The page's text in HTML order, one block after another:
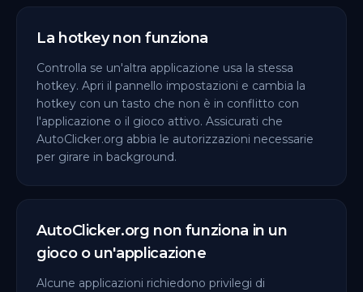
La hotkey non funziona
Controlla se un'altra applicazione usa la stessa
hotkey. Apri il pannello impostazioni e cambia la
hotkey con un tasto che non è in conflitto con
l'applicazione o il gioco attivo. Assicurati che
AutoClicker.org abbia le autorizzazioni necessarie
per girare in background.
AutoClicker.org non funziona in un
gioco o un'applicazione
Alcune applicazioni richiedono privilegi di